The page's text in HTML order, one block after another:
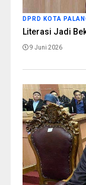
DPRD KOTA
Literasi Jadi
9 Juni 2026